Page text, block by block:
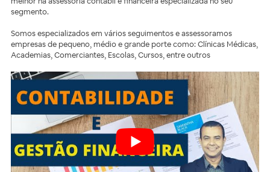
segmento.
Somos especializados em vários seguimentos e assessoramos
empresas de pequeno, médio e grande porte como: Clínicas Médicas,
Academias, Comerciantes, Escolas, Cursos, entre outros